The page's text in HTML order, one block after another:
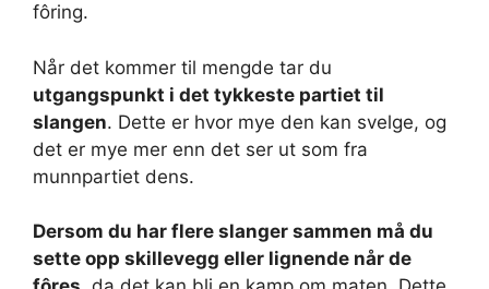
fôring.
Når det kommer til mengde tar du
utgangspunkt i det tykkeste partiet til
slangen. Dette er hvor mye den kan svelge, og
det er mye mer enn det ser ut som fra
munnpartiet dens.
Dersom du har flere slanger sammen må du
sette opp skillevegg eller lignende når de